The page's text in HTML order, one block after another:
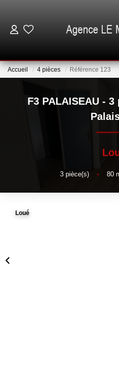
NOTRE
Accueil 4 pièces Référence 123
F3 PALAISEAU -
3pièce(s) • 80
Loué